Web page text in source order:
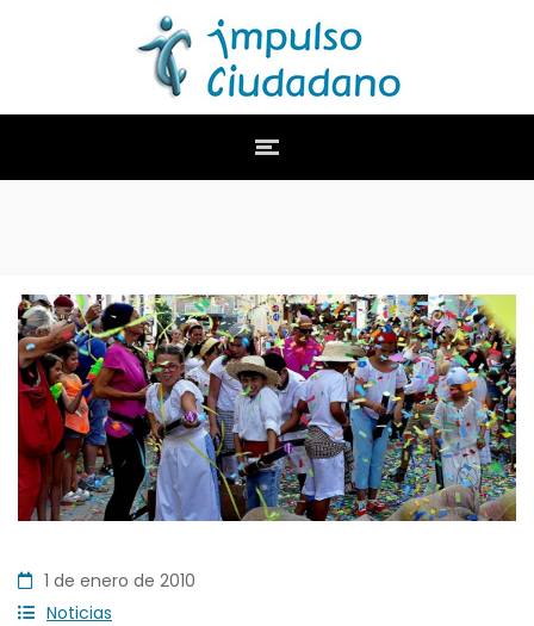
1 de enero de 2010
Noticias